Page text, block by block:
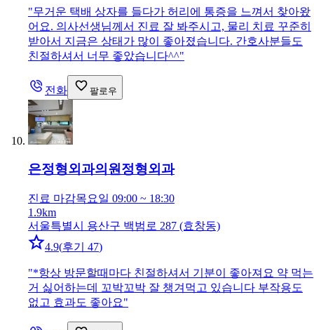
"무거운 택배 상자를 들다가 허리에 통증을 느껴서 찾아왔
어요. 의사선생님께서 진료 잘 봐주시고, 물리 치료 꾸준히
받아서 지금은 상태가 많이 좋아졌습니다. 간호사분들도
친절하셔서 너무 좋았습니다^^"
전화 팔로우
은정형외과의원정형외과
진료 마감목요일 09:00 ~ 18:30
1.9km
서울특별시 용산구 백범로 287 (효창동)
4.9(후기 47)
"*항상 방문할때마다 친절하셔서 기분이 좋아져요 약 먹는
거 싫어하는데 꼬박꼬박 잘 챙겨먹고 있습니다 부작용도
없고 효과도 좋아요"